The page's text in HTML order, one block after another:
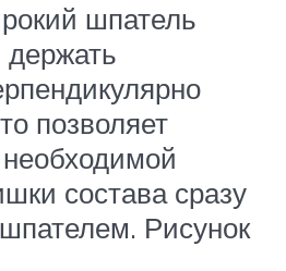
шпатель
держать
позволяет
состава сразу
Рисунок